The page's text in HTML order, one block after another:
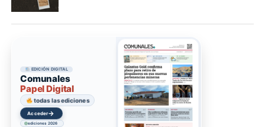
EDICIÓN DIGITAL
Comunales
Papel Digital
todas las ediciones
Acceder→
ediciones 2026